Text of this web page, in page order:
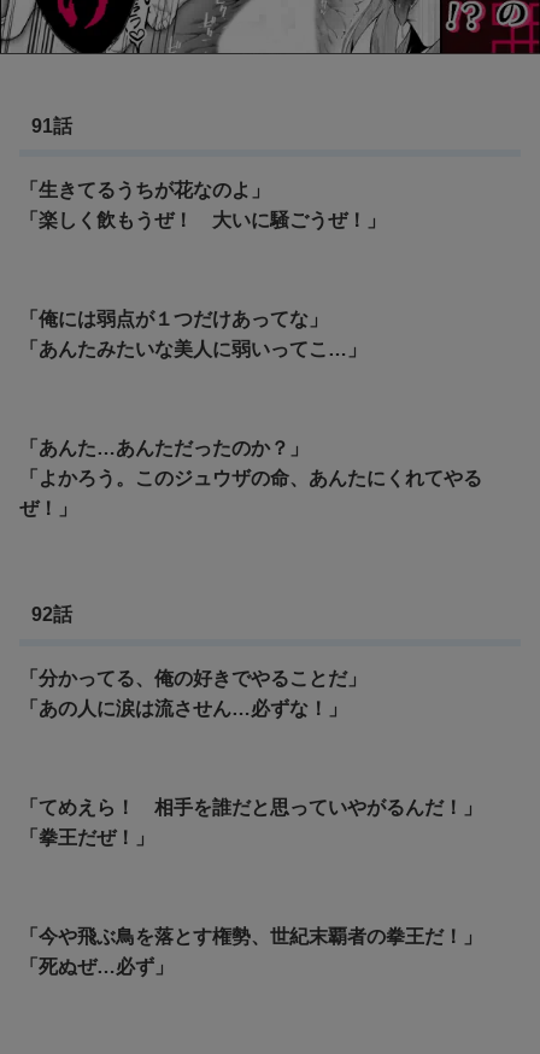
91話
「生きてるうちが花なのよ」
「楽しく飲もうぜ！ 大いに騒ごうぜ！」
「俺には弱点が１つだけあってな」
「あんたみたいな美人に弱いってこ…」
「あんた…あんただったのか？」
「よかろう。このジュウザの命、あんたにくれてやる
ぜ！」
92話
「分かってる、俺の好きでやることだ」
「あの人に涙は流させん…必ずな！」
「てめえら！ 相手を誰だと思っていやがるんだ！」
「拳王だぜ！」
「今や飛ぶ鳥を落とす権勢、世紀末覇者の拳王だ！」
「死ぬぜ…必ず」